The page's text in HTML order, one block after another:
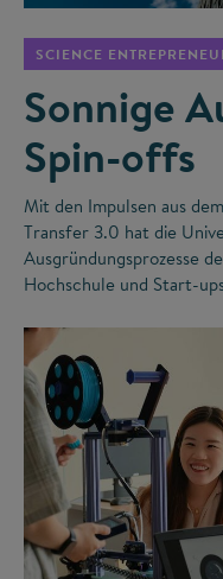
SCIENCE
Sonnige
Spin-offs
Mit den Impulsen aus
Transfer 3.0 hat die
Ausgründungsprozesse
Hochschule und Start-